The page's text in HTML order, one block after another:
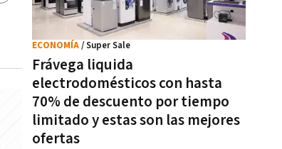
Frávega liquida
electrodomésticos con hasta
70% de descuento por tiempo
limitado y estas son las mejores
ofertas
ECONOMÍA/ Super Sale